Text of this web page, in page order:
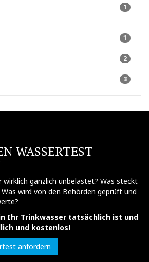
1
1
2
3
WASSERTEST
gänzlich unbelastet? Was steckt
wird von den Behörden geprüft und
Ihr Trinkwasser tatsächlich ist und
und kostenlos!
anfordern